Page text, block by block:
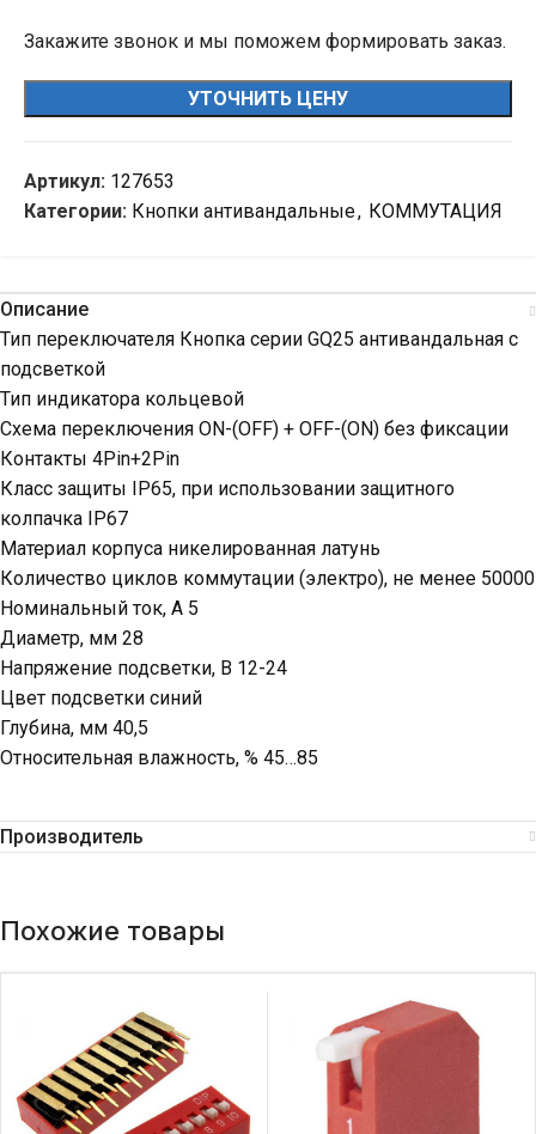
Закажите звонок и мы поможем формировать заказ.
УТОЧНИТЬ ЦЕНУ
Артикул: 127653
Категории: Кнопки антивандальные, КОММУТАЦИЯ
Описание
Тип переключателя Кнопка серии GQ25 антивандальная с
подсветкой
Тип индикатора кольцевой
Схема переключения ON-(OFF) + OFF-(ON) без фиксации
Контакты 4Pin+2Pin
Класс защиты IP65, при использовании защитного
колпачка IP67
Материал корпуса никелированная латунь
Количество циклов коммутации (электро), не менее 50000
Номинальный ток, А 5
Диаметр, мм 28
Напряжение подсветки, В 12-24
Цвет подсветки синий
Глубина, мм 40,5
Относительная влажность, % 45…85
Производитель
Похожие товары